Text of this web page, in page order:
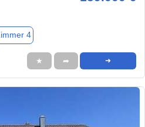
4
★ ➦ ➜